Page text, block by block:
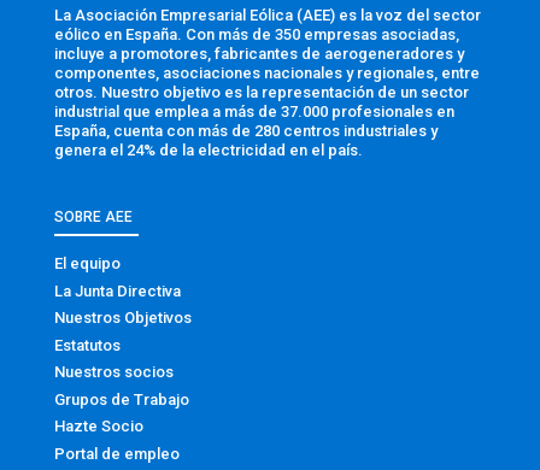
La Asociación Empresarial Eólica (AEE) es la voz del sector
eólico en España. Con más de 350 empresas asociadas,
incluye a promotores, fabricantes de aerogeneradores y
componentes, asociaciones nacionales y regionales, entre
otros. Nuestro objetivo es la representación de un sector
industrial que emplea a más de 37.000 profesionales en
España, cuenta con más de 280 centros industriales y
genera el 24% de la electricidad en el país.
SOBRE AEE
El equipo
La Junta Directiva
Nuestros Objetivos
Estatutos
Nuestros socios
Grupos de Trabajo
Hazte Socio
Portal de empleo